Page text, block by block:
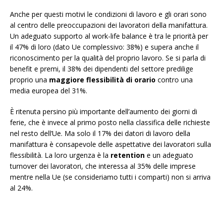
Anche per questi motivi le condizioni di lavoro e gli orari sono
al centro delle preoccupazioni dei lavoratori della manifattura.
Un adeguato supporto al work-life balance è tra le priorità per
il 47% di loro (dato Ue complessivo: 38%) e supera anche il
riconoscimento per la qualità del proprio lavoro. Se si parla di
benefit e premi, il 38% dei dipendenti del settore predilige
proprio una maggiore flessibilità di orario contro una
media europea del 31%.
È ritenuta persino più importante dell’aumento dei giorni di
ferie, che è invece al primo posto nella classifica delle richieste
nel resto dell’Ue. Ma solo il 17% dei datori di lavoro della
manifattura è consapevole delle aspettative dei lavoratori sulla
flessibilità. La loro urgenza è la retention e un adeguato
turnover dei lavoratori, che interessa al 35% delle imprese
mentre nella Ue (se consideriamo tutti i comparti) non si arriva
al 24%.